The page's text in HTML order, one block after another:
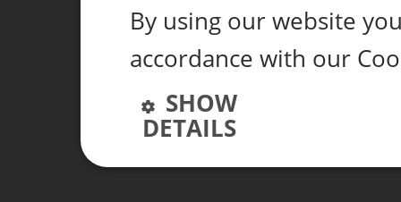
By using our website
accordance with our
SHOW
DETAILS